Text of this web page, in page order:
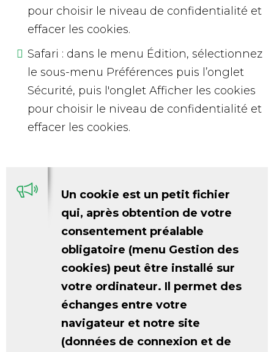
pour choisir le niveau de confidentialité et
effacer les cookies.
Safari : dans le menu Édition, sélectionnez
le sous-menu Préférences puis l’onglet
Sécurité, puis l'onglet Afficher les cookies
pour choisir le niveau de confidentialité et
effacer les cookies.
Un cookie est un petit fichier
qui, après obtention de votre
consentement préalable
obligatoire (menu Gestion des
cookies) peut être installé sur
votre ordinateur. Il permet des
échanges entre votre
navigateur et notre site
(données de connexion et de